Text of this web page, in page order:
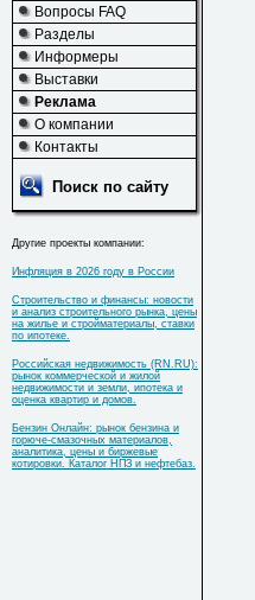
Вопросы FAQ
Разделы
Информеры
Выставки
Реклама
О компании
Контакты
Поиск по сайту
Другие проекты компании:
Инфляция в 2026 году в России
Строительство и финансы: новости
и анализ строительного рынка, цены
на жилье и стройматериалы, ставки
по ипотеке.
Российская недвижимость (RN.RU):
рынок коммерческой и жилой
недвижимости и земли, ипотека и
оценка квартир и домов.
Бензин Онлайн: рынок бензина и
горюче-смазочных материалов,
аналитика, цены и биржевые
котировки. Каталог НПЗ и нефтебаз.